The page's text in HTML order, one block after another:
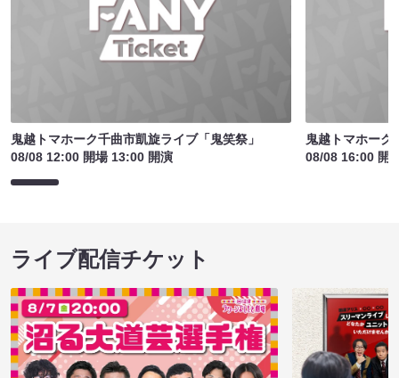
鬼越トマホーク千曲市凱旋ライブ「鬼笑祭」
08/08 12:00 開場 13:00 開演
鬼越トマホーク
08/08 16:00 開
ライブ配信チケット